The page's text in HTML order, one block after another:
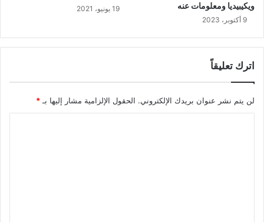
ويكيبيديا ومعلومات عنه
9 أكتوبر، 2023
19 يونيو، 2021
اترك تعليقاً
لن يتم نشر عنوان بريدك الإلكتروني. الحقول الإلزامية مشار إليها بـ*